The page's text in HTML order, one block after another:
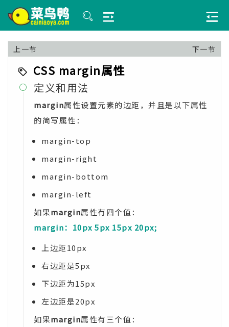
上一节 下一节
CSS margin属性
 定义和用法
margin属性设置元素的边距，并且是以下属性
的简写属性：
margin-top
margin-right
margin-bottom
margin-left
如果margin属性有四个值：
margin：10px 5px 15px 20px;
上边距10px
右边距是5px
下边距为15px
左边距是20px
如果margin属性有三个值：